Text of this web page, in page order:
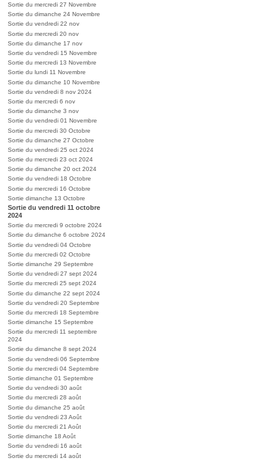
Sortie du mercredi 27 Novembre
Sortie du dimanche 24 Novembre
Sortie du vendredi 22 nov
Sortie du mercredi 20 nov
Sortie du dimanche 17 nov
Sortie du vendredi 15 Novembre
Sortie du mercredi 13 Novembre
Sortie du lundi 11 Novembre
Sortie du dimanche 10 Novembre
Sortie du vendredi 8 nov 2024
Sortie du mercredi 6 nov
Sortie du dimanche 3 nov
Sortie du vendredi 01 Novembre
Sortie du mercredi 30 Octobre
Sortie du dimanche 27 Octobre
Sortie du vendredi 25 oct 2024
Sortie du mercredi 23 oct 2024
Sortie du dimanche 20 oct 2024
Sortie du vendredi 18 Octobre
Sortie du mercredi 16 Octobre
Sortie dimanche 13 Octobre
Sortie du vendredi 11 octobre
2024
Sortie du mercredi 9 octobre 2024
Sortie du dimanche 6 octobre 2024
Sortie du vendredi 04 Octobre
Sortie du mercredi 02 Octobre
Sortie dimanche 29 Septembre
Sortie du vendredi 27 sept 2024
Sortie du mercredi 25 sept 2024
Sortie du dimanche 22 sept 2024
Sortie du vendredi 20 Septembre
Sortie du mercredi 18 Septembre
Sortie dimanche 15 Septembre
Sortie du mercredi 11 septembre
2024
Sortie du dimanche 8 sept 2024
Sortie du vendredi 06 Septembre
Sortie du mercredi 04 Septembre
Sortie dimanche 01 Septembre
Sortie du vendredi 30 août
Sortie du mercredi 28 août
Sortie du dimanche 25 août
Sortie du vendredi 23 Août
Sortie du mercredi 21 Août
Sortie dimanche 18 Août
Sortie du vendredi 16 août
Sortie du mercredi 14 août